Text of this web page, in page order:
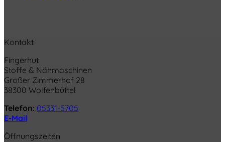
Kontakt
Fingerhut
Stoffe & Nähmaschinen
Großer Zimmerhof 28
38300 Wolfenbüttel
Telefon: 05331-5705
E-Mail
Öffnungszeiten